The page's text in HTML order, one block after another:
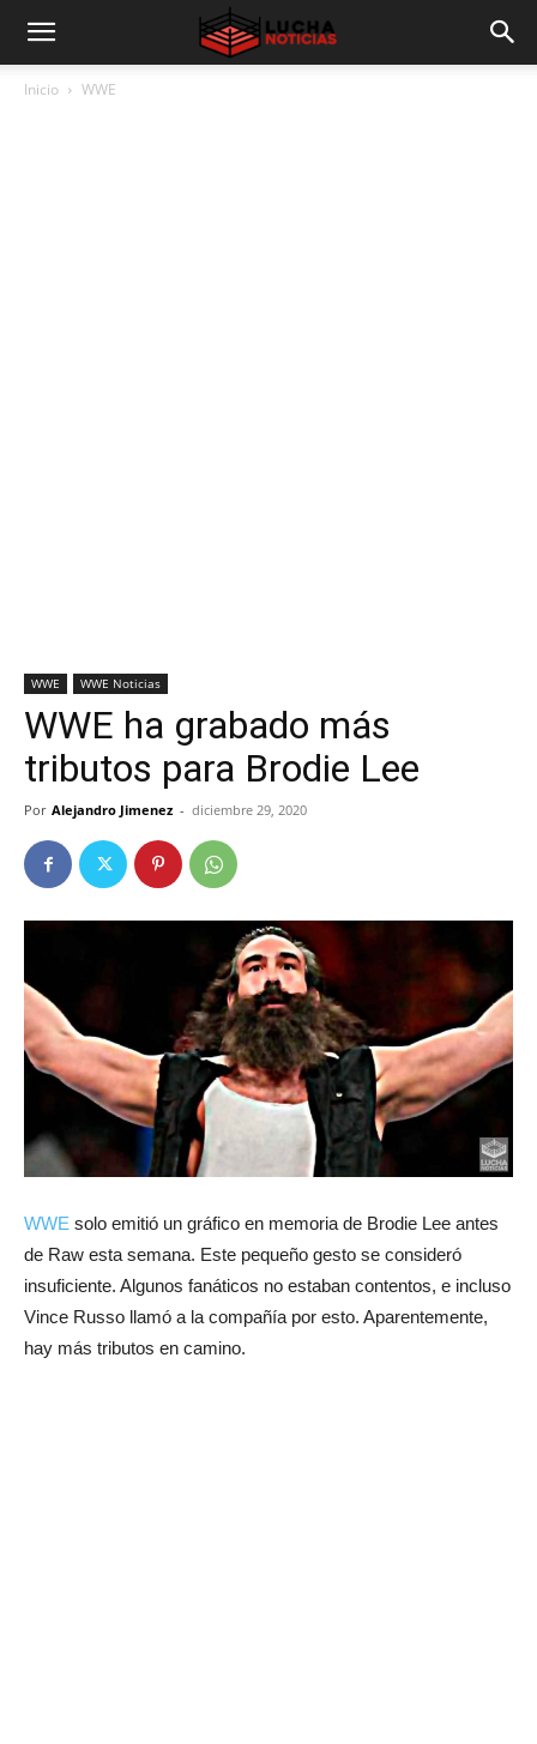
Inicio WWE
WWE WWE Noticias
WWE ha grabado más
tributos para Brodie Lee
Por Alejandro Jimenez - diciembre 29, 2020
WWE solo emitió un gráfico en memoria de Brodie Lee antes
de Raw esta semana. Este pequeño gesto se consideró
insuficiente. Algunos fanáticos no estaban contentos, e incluso
Vince Russo llamó a la compañía por esto. Aparentemente,
hay más tributos en camino.